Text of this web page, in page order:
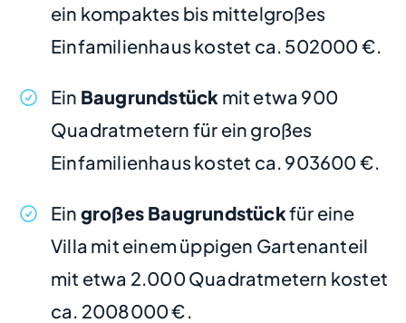
ein kompaktes bis mittelgroßes
Einfamilienhaus kostet ca. 502000 €.
Ein Baugrundstück mit etwa 900
Quadratmetern für ein großes
Einfamilienhaus kostet ca. 903600 €.
Ein großes Baugrundstückfür eine
Villa mit einem üppigen Gartenanteil
mit etwa 2.000 Quadratmetern kostet
ca. 2008000 €.